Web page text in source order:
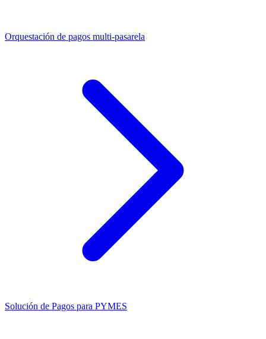
Orquestación de pagos multi-pasarela
Solución de Pagos para PYMES